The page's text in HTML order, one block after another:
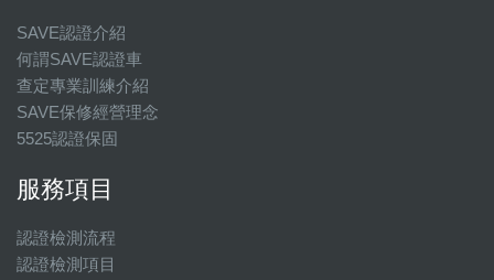
SAVE認證介紹
何謂SAVE認證車
查定專業訓練介紹
SAVE保修經營理念
5525認證保固
服務項目
認證檢測流程
認證檢測項目